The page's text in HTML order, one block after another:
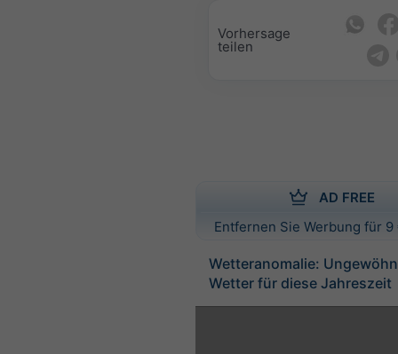
Vorhersage
teilen
AD FREE
Entfernen Sie Werbung für
Wetteranomalie:
Wetter für diese Jahreszeit